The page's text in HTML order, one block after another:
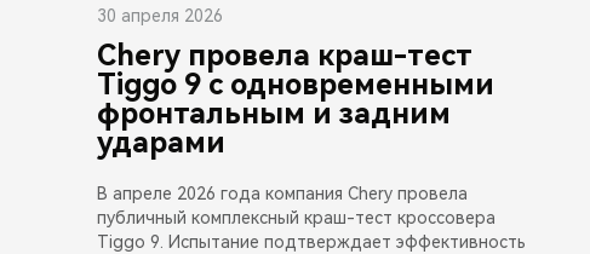
30 апреля 2026
Chery провела краш-тест
Tiggo 9 с одновременными
фронтальным и задним
ударами
В апреле 2026 года компания Chery провела
публичный комплексный краш-тест кроссовера
Tiggo 9. Испытание подтверждает эффективность